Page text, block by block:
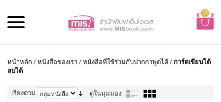
0
หน้าหลัก /หนังสือของเรา /หนังสือที่ใช้ร่วมกับปากกาพูดได้/การ์ดเขียนได้
ลบได้
เรียงตาม ดูในมุมมอง: